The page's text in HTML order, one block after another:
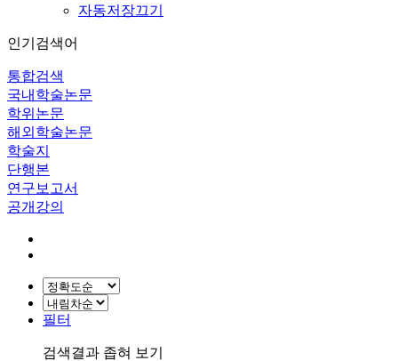
자동저장끄기
인기검색어
통합검색
국내학술논문
학위논문
해외학술논문
학술지
단행본
연구보고서
공개강의
필터
검색결과 좁혀 보기